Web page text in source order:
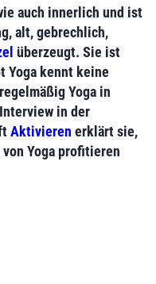
auch innerlich und ist
alt, gebrechlich,
überzeugt. Sie ist
Yoga kennt keine
Yoga in
in der
Aktivieren erklärt sie,
Yoga profitieren